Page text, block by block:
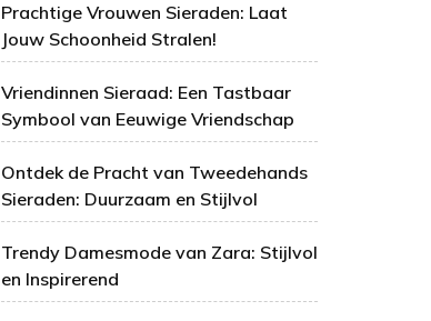
Prachtige Vrouwen Sieraden: Laat
Jouw Schoonheid Stralen!
Vriendinnen Sieraad: Een Tastbaar
Symbool van Eeuwige Vriendschap
Ontdek de Pracht van Tweedehands
Sieraden: Duurzaam en Stijlvol
Trendy Damesmode van Zara: Stijlvol
en Inspirerend